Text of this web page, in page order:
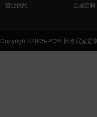
营业执照
全屋定制
Copyright©2005-2026 博洛尼家居